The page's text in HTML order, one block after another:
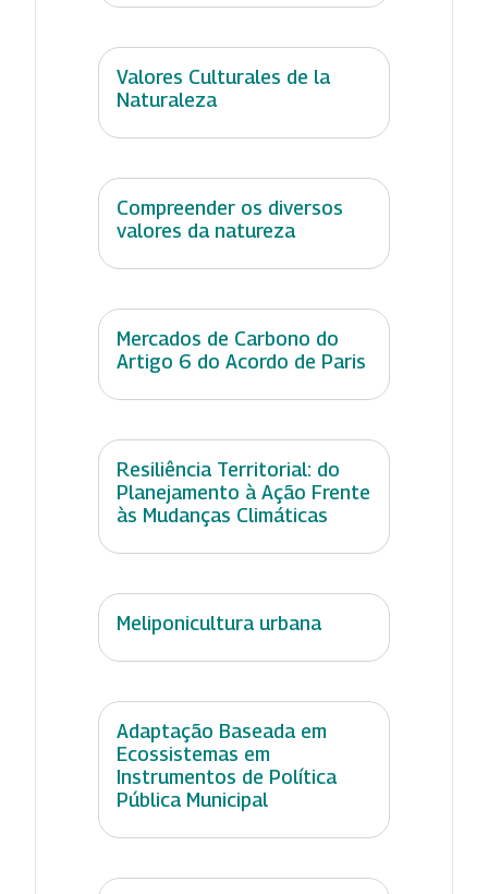
Valores Culturales de la
Naturaleza
Compreender os diversos
valores da natureza
Mercados de Carbono do
Artigo 6 do Acordo de Paris
Resiliência Territorial: do
Planejamento à Ação Frente
às Mudanças Climáticas
Meliponicultura urbana
Adaptação Baseada em
Ecossistemas em
Instrumentos de Política
Pública Municipal